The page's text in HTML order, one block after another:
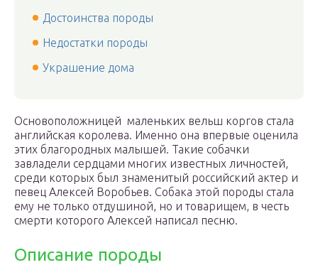
Достоинства породы
Недостатки породы
Украшение дома
Основоположницей маленьких вельш коргов стала
английская королева. Именно она впервые оценила
этих благородных малышей. Такие собачки
завладели сердцами многих известных личностей,
среди которых был знаменитый российский актер и
певец Алексей Воробьев. Собака этой породы стала
ему не только отдушиной, но и товарищем, в честь
смерти которого Алексей написал песню.
Описание породы